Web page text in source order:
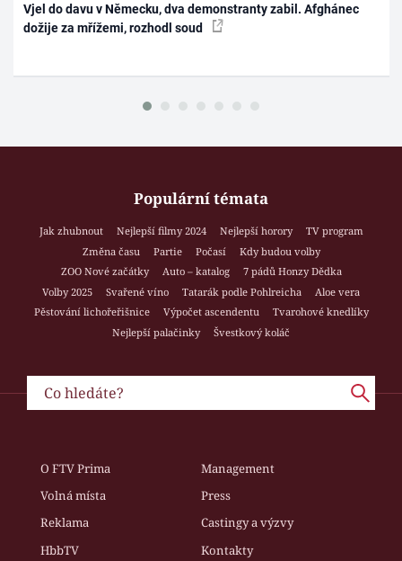
Vjel do davu v Německu, dva demonstranty zabil. Afghánec
dožije za mřížemi, rozhodl soud
Populární témata
Jak zhubnout Nejlepší filmy 2024 Nejlepší horory
TV program
Změna času
Partie Počasí
Kdy budou volby
ZOO Nové začátky
Auto – katalog
7 pádů Honzy Dědka
Volby 2025
Svařené víno Tatarák podle Pohlreicha
Aloe vera
Pěstování lichořeřišnice
Výpočet ascendentu
Tvarohové knedlíky
Nejlepší palačinky
Švestkový koláč
O FTV Prima
Management
Volná místa
Press
Reklama
Castingy a výzvy
HbbTV
Kontakty